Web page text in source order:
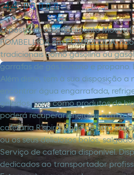
4,4
O posto de abastecimento Moeve
FOMBELLIDA em FOMBELLIDA,
tradicionais como gasolina ou
garrafas de gás butano e propano.
Além disso, tem à sua disposição a
encontrar água engarrafada,
gelados, bem como produtos de
poderá recuperar energias com
cafetaria R'spiro, onde poderá
ou os seus deliciosos bolos,
Serviço de cafetaria disponível.
dedicados ao transportador